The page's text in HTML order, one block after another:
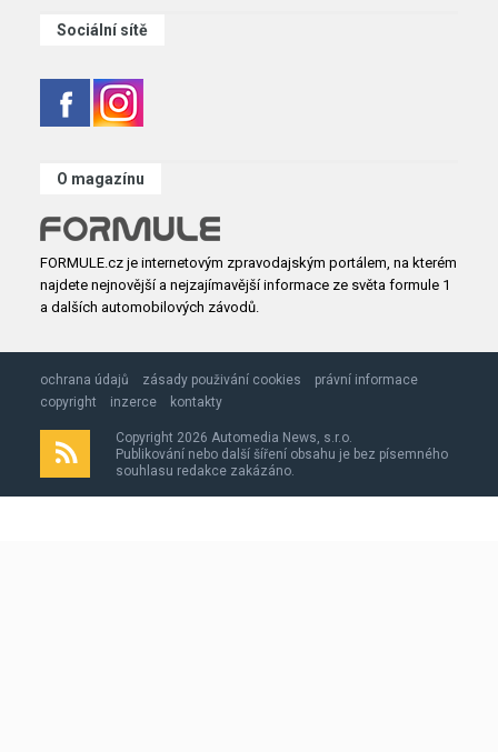
Sociální sítě
O magazínu
FORMULE.cz je internetovým zpravodajským portálem, na kterém
najdete nejnovější a nejzajímavější informace ze světa formule 1
a dalších automobilových závodů.
ochrana údajů zásady použivání cookies
právní informace
copyright
inzerce kontakty
Copyright 2026 Automedia News, s.r.o.
Publikování nebo další šíření obsahu je bez písemného
souhlasu redakce zakázáno.